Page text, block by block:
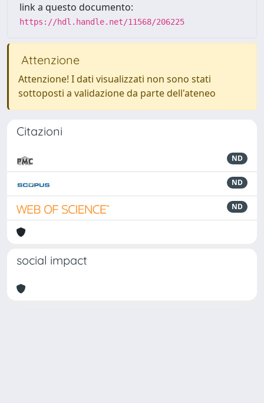
link a questo documento:
https://hdl.handle.net/11568/206225
Attenzione
Attenzione! I dati visualizzati non sono stati
sottoposti a validazione da parte dell'ateneo
Citazioni
ND
ND
ND
social impact